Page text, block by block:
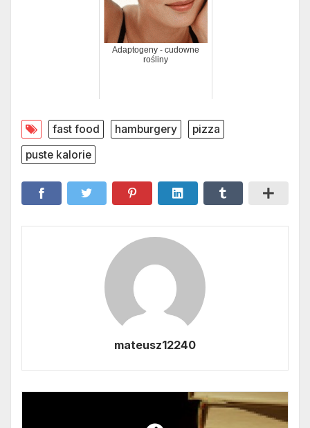
Adaptogeny - cudowne
rośliny
fast food hamburgery
pizza
puste kalorie
mateusz12240